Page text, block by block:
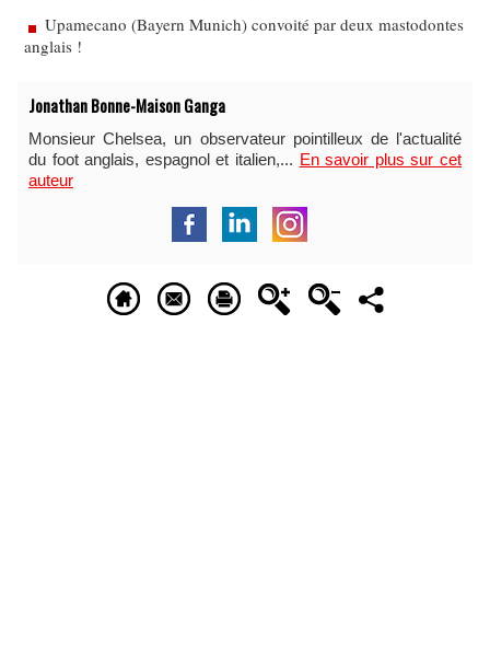
Upamecano (Bayern Munich) convoité par deux mastodontes
anglais !
Jonathan Bonne-Maison Ganga
Monsieur Chelsea, un observateur pointilleux de l'actualité
du foot anglais, espagnol et italien,... En savoir plus sur cet
auteur